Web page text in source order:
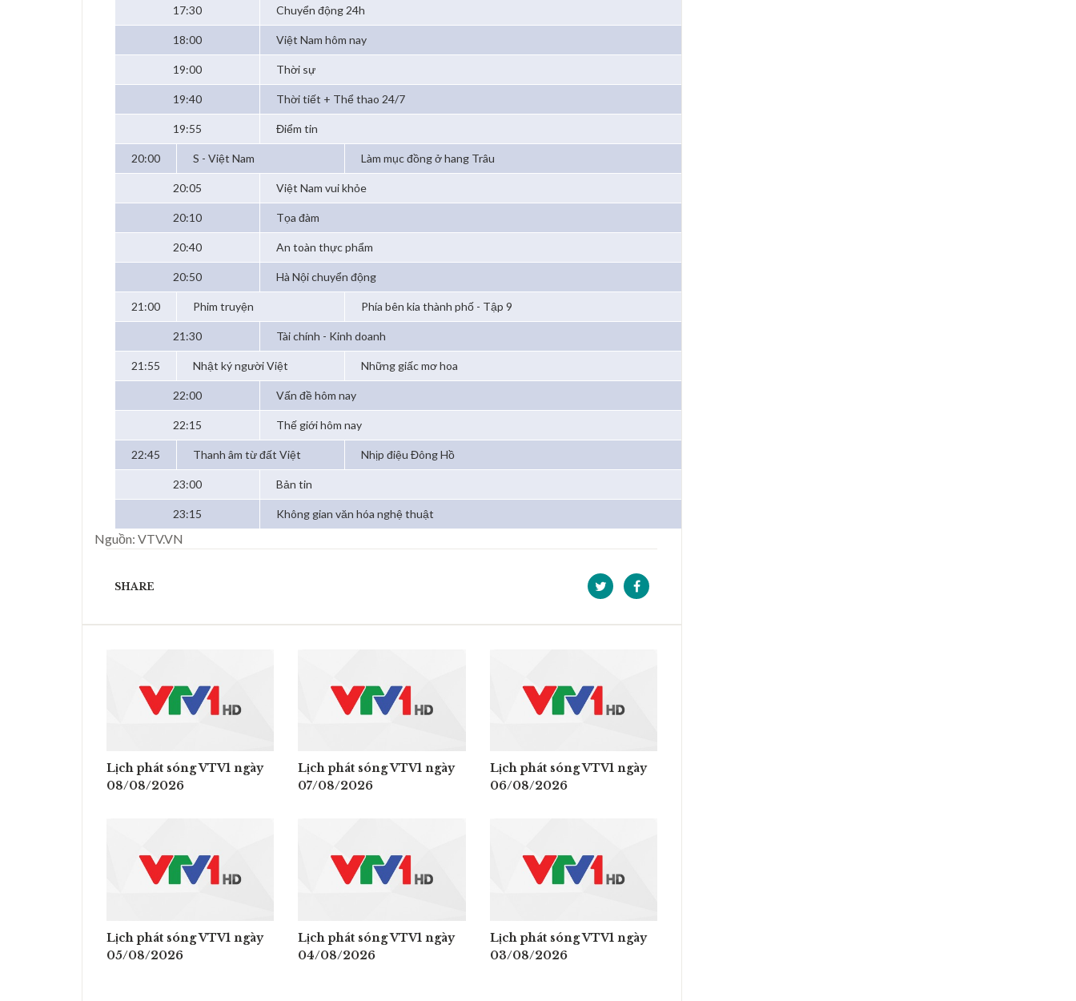
17:30 Chuyển động 24h
18:00 Việt Nam hôm nay
19:00 Thời sự
19:40 Thời tiết + Thể thao 24/7
19:55 Điểm tin
20:00 S - Việt Nam Làm mục đồng ở hang Trâu
20:05 Việt Nam vui khỏe
20:10 Tọa đàm
20:40 An toàn thực phẩm
20:50 Hà Nội chuyển động
21:00 Phim truyện Phía bên kia thành phố - Tập 9
21:30 Tài chính - Kinh doanh
21:55 Nhật ký người Việt Những giấc mơ hoa
22:00 Vấn đề hôm nay
22:15 Thế giới hôm nay
22:45 Thanh âm từ đất Việt Nhịp điệu Đông Hồ
23:00 Bản tin
23:15 Không gian văn hóa nghệ thuật
Nguồn: VTV.VN
SHARE
Lịch phát sóng VTV1 ngày
08/08/2026
Lịch phát sóng VTV1 ngày
07/08/2026
Lịch phát sóng VTV1 ngày
06/08/2026
Lịch phát sóng VTV1 ngày
05/08/2026
Lịch phát sóng VTV1 ngày
04/08/2026
Lịch phát sóng VTV1 ngày
03/08/2026